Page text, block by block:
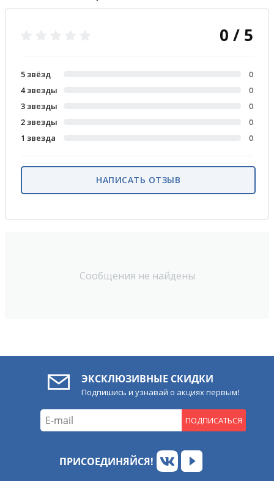
Сообщения не найдены
0 / 5
5 звёзд
0
4 звезды
0
3 звезды
0
2 звезды
0
1 звезда
0
НАПИСАТЬ ОТЗЫВ
ЭКСКЛЮЗИВНЫЕ СКИДКИ
Подпишись и узнавай о акциях первым!
ПОДПИСАТЬСЯ
ПРИСОЕДИНЯЙСЯ!